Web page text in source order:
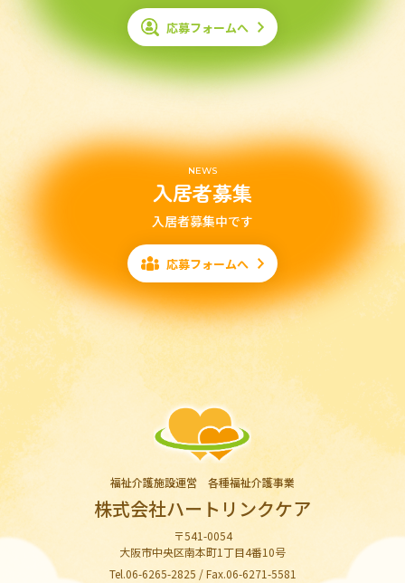
応募フォームへ
NEWS
入居者募集
入居者募集中です
応募フォームへ
福祉介護施設運営 各種福祉介護事業
株式会社ハートリンクケア
〒541-0054
大阪市中央区南本町1丁目4番10号
Tel.06-6265-2825 / Fax.06-6271-5581